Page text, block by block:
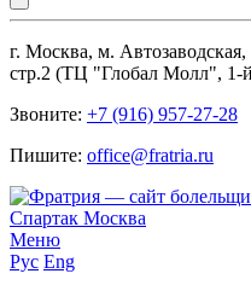
г. Москва, м.
стр.2 (ТЦ "Глобал Молл", 1-
Звоните: +7 (916) 957-27-28
Пишите: office@fratria.ru
Меню
Рус Eng